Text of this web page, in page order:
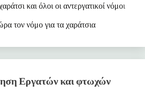
και όλοι οι αντεργατικοί νόμοι
τον νόμο για τα χαράτσια
Εργατών και φτωχών